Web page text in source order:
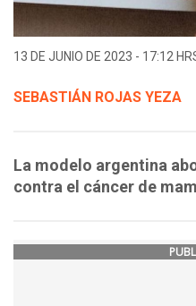
13 DE JUNIO DE 2023 - 17:12
SEBASTIÁN ROJAS YEZA
La modelo argentina
contra el cáncer de